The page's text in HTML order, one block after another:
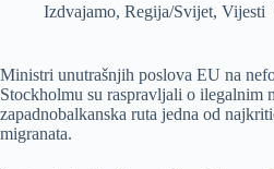
Izdvajamo, Regija/Svijet, Vijesti
Ministri unutrašnjih poslova EU na
Stockholmu su raspravljali o ilegalnim
zapadnobalkanska ruta jedna od
migranata.